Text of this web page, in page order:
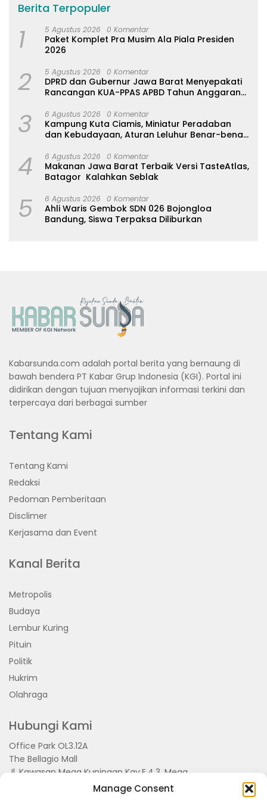
Manage Consent
Berita Terpopuler
1 5 Agustus 2026 0 Komentar
Paket Komplet Pra Musim Ala Piala Presiden
2026
2 5 Agustus 2026 0 Komentar
DPRD dan Gubernur Jawa Barat Menyepakati
Rancangan KUA-PPAS APBD Tahun Anggaran
3 6 Agustus 2026 0 Komentar
Kampung Kuta Ciamis, Miniatur Peradaban
dan Kebudayaan, Aturan Leluhur Benar-benar
4 6 Agustus 2026 0 Komentar
Makanan Jawa Barat Terbaik Versi TasteAtlas,
Batagor Kalahkan Seblak
5 6 Agustus 2026 0 Komentar
Ahli Waris Gembok SDN 026 Bojongloa
Bandung, Siswa Terpaksa Diliburkan
Kabarsunda.com adalah portal berita yang bernaung di
bawah bendera PT Kabar Grup Indonesia (KGI). Portal ini
didirikan dengan tujuan menyajikan informasi terkini dan
terpercaya dari berbagai sumber
Tentang Kami
Tentang Kami
Redaksi
Pedoman Pemberitaan
Disclimer
Kerjasama dan Event
Kanal Berita
Metropolis
Budaya
Lembur Kuring
Pituin
Politik
Hukrim
Olahraga
Hubungi Kami
Office Park OL3.12A
The Bellagio Mall
Jl. Kawasan Mega Kuningan Kav.E.4.3, Mega
Kuningan, Kel. Kuningan Timur,